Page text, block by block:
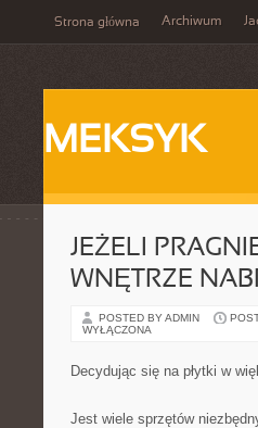
Strona główna Archiwum
MEKSYK
JEŻELI
WNĘTRZE
POSTED BY ADMIN
WYŁĄCZONA
Decydując się na płytki w
Jest wiele sprzętów